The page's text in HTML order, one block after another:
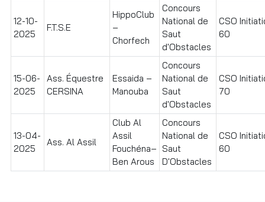
12-10-
2025
F.T.S.E
HippoClub
–
Chorfech
Concours
National de
Saut
d'Obstacles
CSO
60
15-06-
2025
Ass. Équestre
CERSINA
Essaida –
Manouba
Concours
National de
Saut
d'Obstacles
CSO
70
13-04-
2025
Ass. Al Assil
Club Al
Assil
Fouchéna–
Ben Arous
Concours
National de
Saut
D'Obstacles
CSO
60